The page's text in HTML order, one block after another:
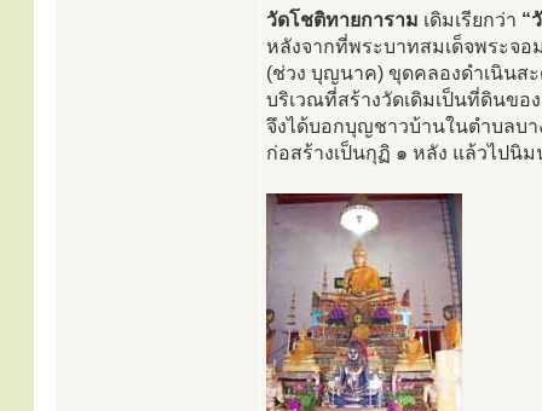
วัดโชติทายการาม เดิมเรียกว่า “
หลังจากที่พระบาทสมเด็จพระจอ
(ช่วง บุญนาค) ขุดคลองดำเนินส
บริเวณที่สร้างวัดเดิมเป็นที่ดินข
จึงได้บอกบุญชาวบ้านในตำบลบ
ก่อสร้างเป็นกุฏิ ๑ หลัง แล้วไปนิ